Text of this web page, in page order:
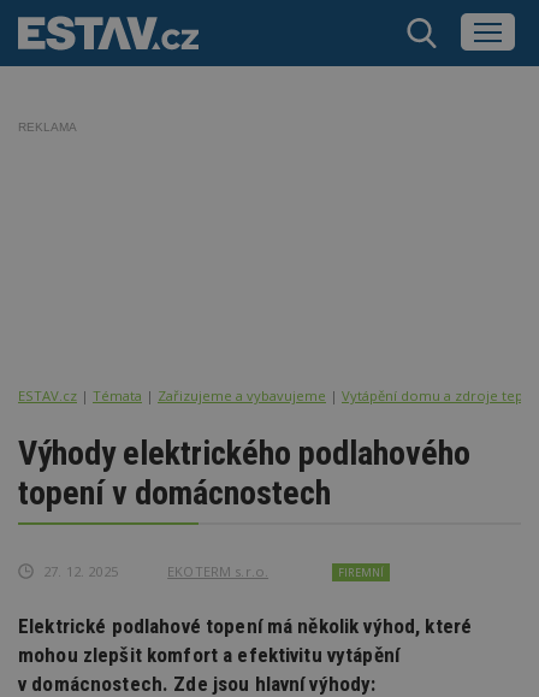
REKLAMA
ESTAV.cz Témata Zařizujeme a vybavujeme Vytápění domu a zdroje tepla
Výhody elektrického podlahového
topení v domácnostech
27. 12. 2025 EKOTERM s.r.o. FIREMNÍ
Elektrické podlahové topení má několik výhod, které
mohou zlepšit komfort a efektivitu vytápění
v domácnostech. Zde jsou hlavní výhody: